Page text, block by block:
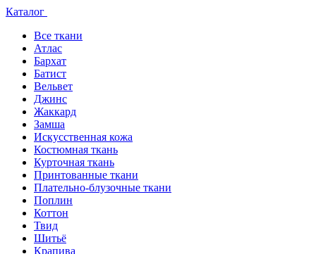
Каталог
Все ткани
Атлас
Бархат
Батист
Вельвет
Джинс
Жаккард
Замша
Искусственная кожа
Костюмная ткань
Курточная ткань
Принтованные ткани
Плательно-блузочные ткани
Поплин
Коттон
Твид
Шитьё
Крапива